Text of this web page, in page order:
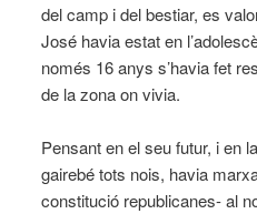
del camp i del bestiar, es
José havia estat en
només 16 anys s’havia fet
de la zona on vivia.
Pensant en el seu futur, i en
gairebé tots nois, havia
constitució republicanes- al